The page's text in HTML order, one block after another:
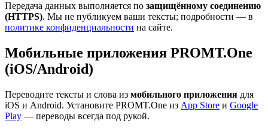
Передача данных выполняется по защищённому соединению
(HTTPS). Мы не публикуем ваши тексты; подробности — в
политике конфиденциальности на сайте.
Мобильные приложения PROMT.One
(iOS/Android)
Переводите тексты и слова из мобильного приложения для
iOS и Android. Установите PROMT.One из App Store и Google
Play — переводы всегда под рукой.